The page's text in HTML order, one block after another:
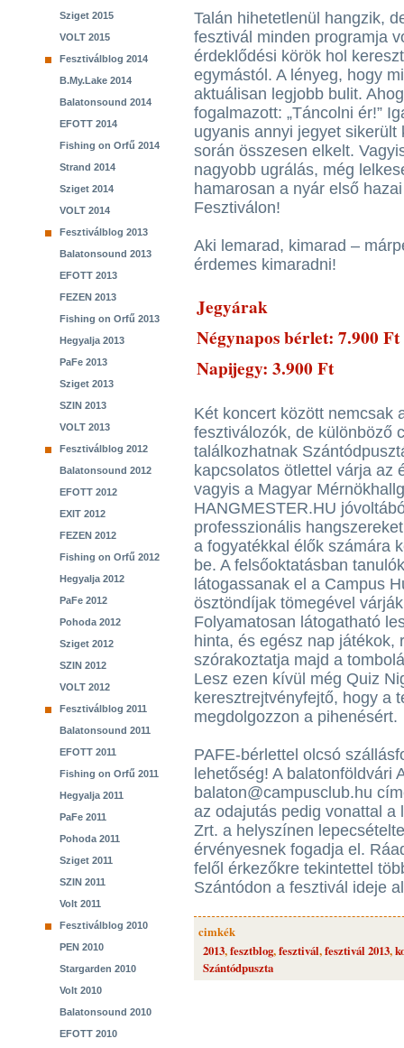
Sziget 2015
VOLT 2015
Fesztiválblog 2014
B.My.Lake 2014
Balatonsound 2014
EFOTT 2014
Fishing on Orfű 2014
Strand 2014
Sziget 2014
VOLT 2014
Fesztiválblog 2013
Balatonsound 2013
EFOTT 2013
FEZEN 2013
Fishing on Orfű 2013
Hegyalja 2013
PaFe 2013
Sziget 2013
SZIN 2013
VOLT 2013
Fesztiválblog 2012
Balatonsound 2012
EFOTT 2012
EXIT 2012
FEZEN 2012
Fishing on Orfű 2012
Hegyalja 2012
PaFe 2012
Pohoda 2012
Sziget 2012
SZIN 2012
VOLT 2012
Fesztiválblog 2011
Balatonsound 2011
EFOTT 2011
Fishing on Orfű 2011
Hegyalja 2011
PaFe 2011
Pohoda 2011
Sziget 2011
SZIN 2011
Volt 2011
Fesztiválblog 2010
PEN 2010
Stargarden 2010
Volt 2010
Balatonsound 2010
EFOTT 2010
Talán hihetetlenül hangzik,
fesztivál minden programja
érdeklődési körök hol
egymástól. A lényeg, hogy
aktuálisan legjobb bulit.
fogalmazott: „Táncolni ér!”
ugyanis annyi jegyet
során összesen elkelt.
nagyobb ugrálás, még
hamarosan a nyár első
Fesztiválon!
Aki lemarad, kimarad –
érdemes kimaradni!
Jegyárak
Négynapos bérlet: 7.900 Ft
Napijegy: 3.900 Ft
Két koncert között nemcsak
fesztiválozók, de különböző
találkozhatnak
kapcsolatos ötlettel várja az
vagyis a Magyar
HANGMESTER.HU
professzionális
a fogyatékkal élők számára
be. A felsőoktatásban
látogassanak el a Campus
ösztöndíjak tömegével
Folyamatosan látogatható
hinta, és egész nap játékok,
szórakoztatja majd a
Lesz ezen kívül még Quiz
keresztrejtvényfejtő, hogy a
megdolgozzon a pihenésért.
PAFE-bérlettel olcsó
lehetőség! A balatonföldvári
balaton@campusclub.hu
az odajutás pedig vonattal a
Zrt. a helyszínen
érvényesnek fogadja el.
felől érkezőkre tekintettel
Szántódon a fesztivál ideje
cimkék
2013,fesztblog,fesztivál,fesztivál 2013,
Szántódpuszta